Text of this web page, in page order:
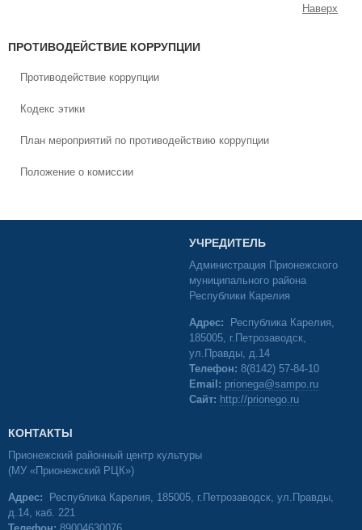
Наверх
ПРОТИВОДЕЙСТВИЕ КОРРУПЦИИ
Противодействие коррупции
Кодекс этики
План мероприятий по противодействию коррупции
Положение о комиссии
УЧРЕДИТЕЛЬ
Администрация Прионежского
муниципального района
Республики Карелия
Адрес:
Республика Карелия,
185005, г.Петрозаводск,
ул.Правды, д.14
Телефон: 8(8142) 57-84-10
Email: prionega@sampo.ru
Сайт: http://prionego.ru
КОНТАКТЫ
Прионежский районный центр культуры
(МУ «Прионежский РЦК»)
Адрес:
Республика Карелия, 185005, г.Петрозаводск, ул.Правды,
д.14, каб. 221
Телефон: 89004630076